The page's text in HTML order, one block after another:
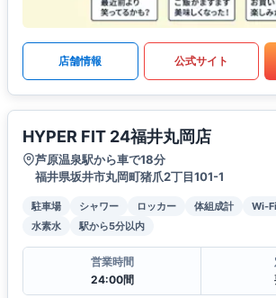
店舗情報 公式サイト
HYPER FIT 24福井丸岡店
芦原温泉駅から車で18分
福井県坂井市丸岡町猪爪2丁目101-1
駐車場 シャワー ロッカー 体組成計 Wi-Fi
水素水
駅から5分以内
営業時間
24:00間